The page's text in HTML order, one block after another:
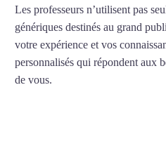
Les professeurs n’utilisent pas
génériques destinés au grand
votre expérience et vos
personnalisés qui répondent aux
de vous.